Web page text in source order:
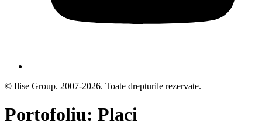
© Ilise Group. 2007-2026. Toate drepturile rezervate.
Portofoliu: Placi